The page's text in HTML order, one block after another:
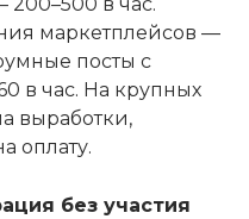
маркетплейсов —
посты с
в час. На крупных
выработки,
оплату.
без участия